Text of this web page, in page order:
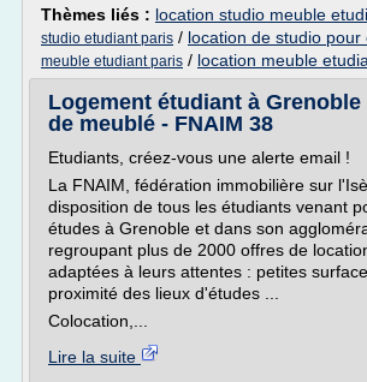
Thèmes liés : location studio meuble
studio etudiant paris / location de studio pour
meuble etudiant paris / location meuble
Logement étudiant à
de meublé - FNAIM 38
Etudiants, créez-vous une alerte email !
La FNAIM, fédération immobilière sur
disposition de tous les étudiants venant
études à Grenoble et dans son
regroupant plus de 2000 offres de
adaptées à leurs attentes : petites
proximité des lieux d'études ...
Colocation,...
Lire la suite